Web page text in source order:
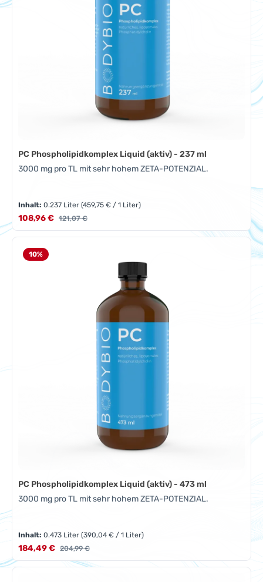
PC Phospholipidkomplex Liquid (aktiv) - 237 ml
3000 mg pro TL mit sehr hohem ZETA-POTENZIAL.
Inhalt:0.237 Liter(459,75 € / 1 Liter)
Verkaufspreis:
108,96 € Regulärer Preis:
121,07 €
10%
PC Phospholipidkomplex Liquid (aktiv) - 473 ml
3000 mg pro TL mit sehr hohem ZETA-POTENZIAL.
Inhalt:0.473 Liter(390,04 € / 1 Liter)
Verkaufspreis:
184,49 € Regulärer Preis:
204,99 €